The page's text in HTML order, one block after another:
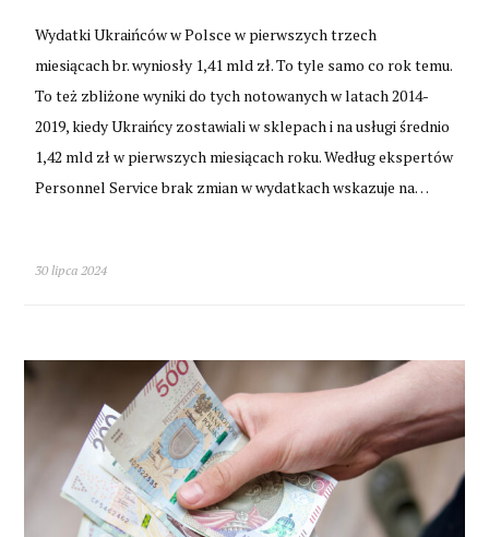
Wydatki Ukraińców w Polsce w pierwszych trzech
miesiącach br. wyniosły 1,41 mld zł. To tyle samo co rok temu.
To też zbliżone wyniki do tych notowanych w latach 2014-
2019, kiedy Ukraińcy zostawiali w sklepach i na usługi średnio
1,42 mld zł w pierwszych miesiącach roku. Według ekspertów
Personnel Service brak zmian w wydatkach wskazuje na…
30 lipca 2024